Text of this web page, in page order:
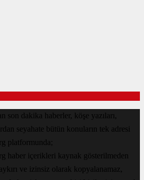
son dakika haberler, köşe yazıları,
seyahate bütün konuların tek adresi
platformunda;
haber içerikleri kaynak gösterilmeden
ve izinsiz olarak kopyalanamaz,